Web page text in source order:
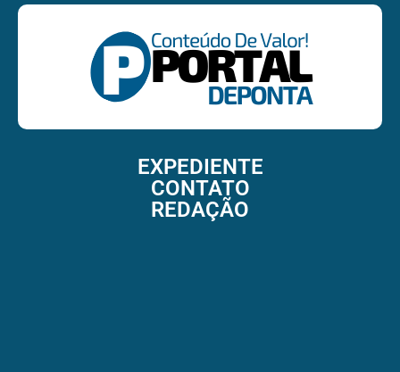
EXPEDIENTE
CONTATO
REDAÇÃO